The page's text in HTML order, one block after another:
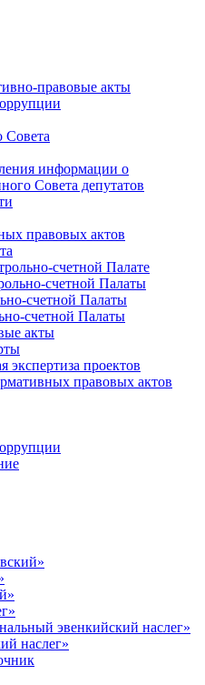
правовые акты
Совета
информации о
Совета депутатов
правовых актов
счетной Палате
счетной Палаты
счетной Палаты
счетной Палаты
акты
экспертиза проектов
правовых актов
эвенкийский наслег»
наслег»